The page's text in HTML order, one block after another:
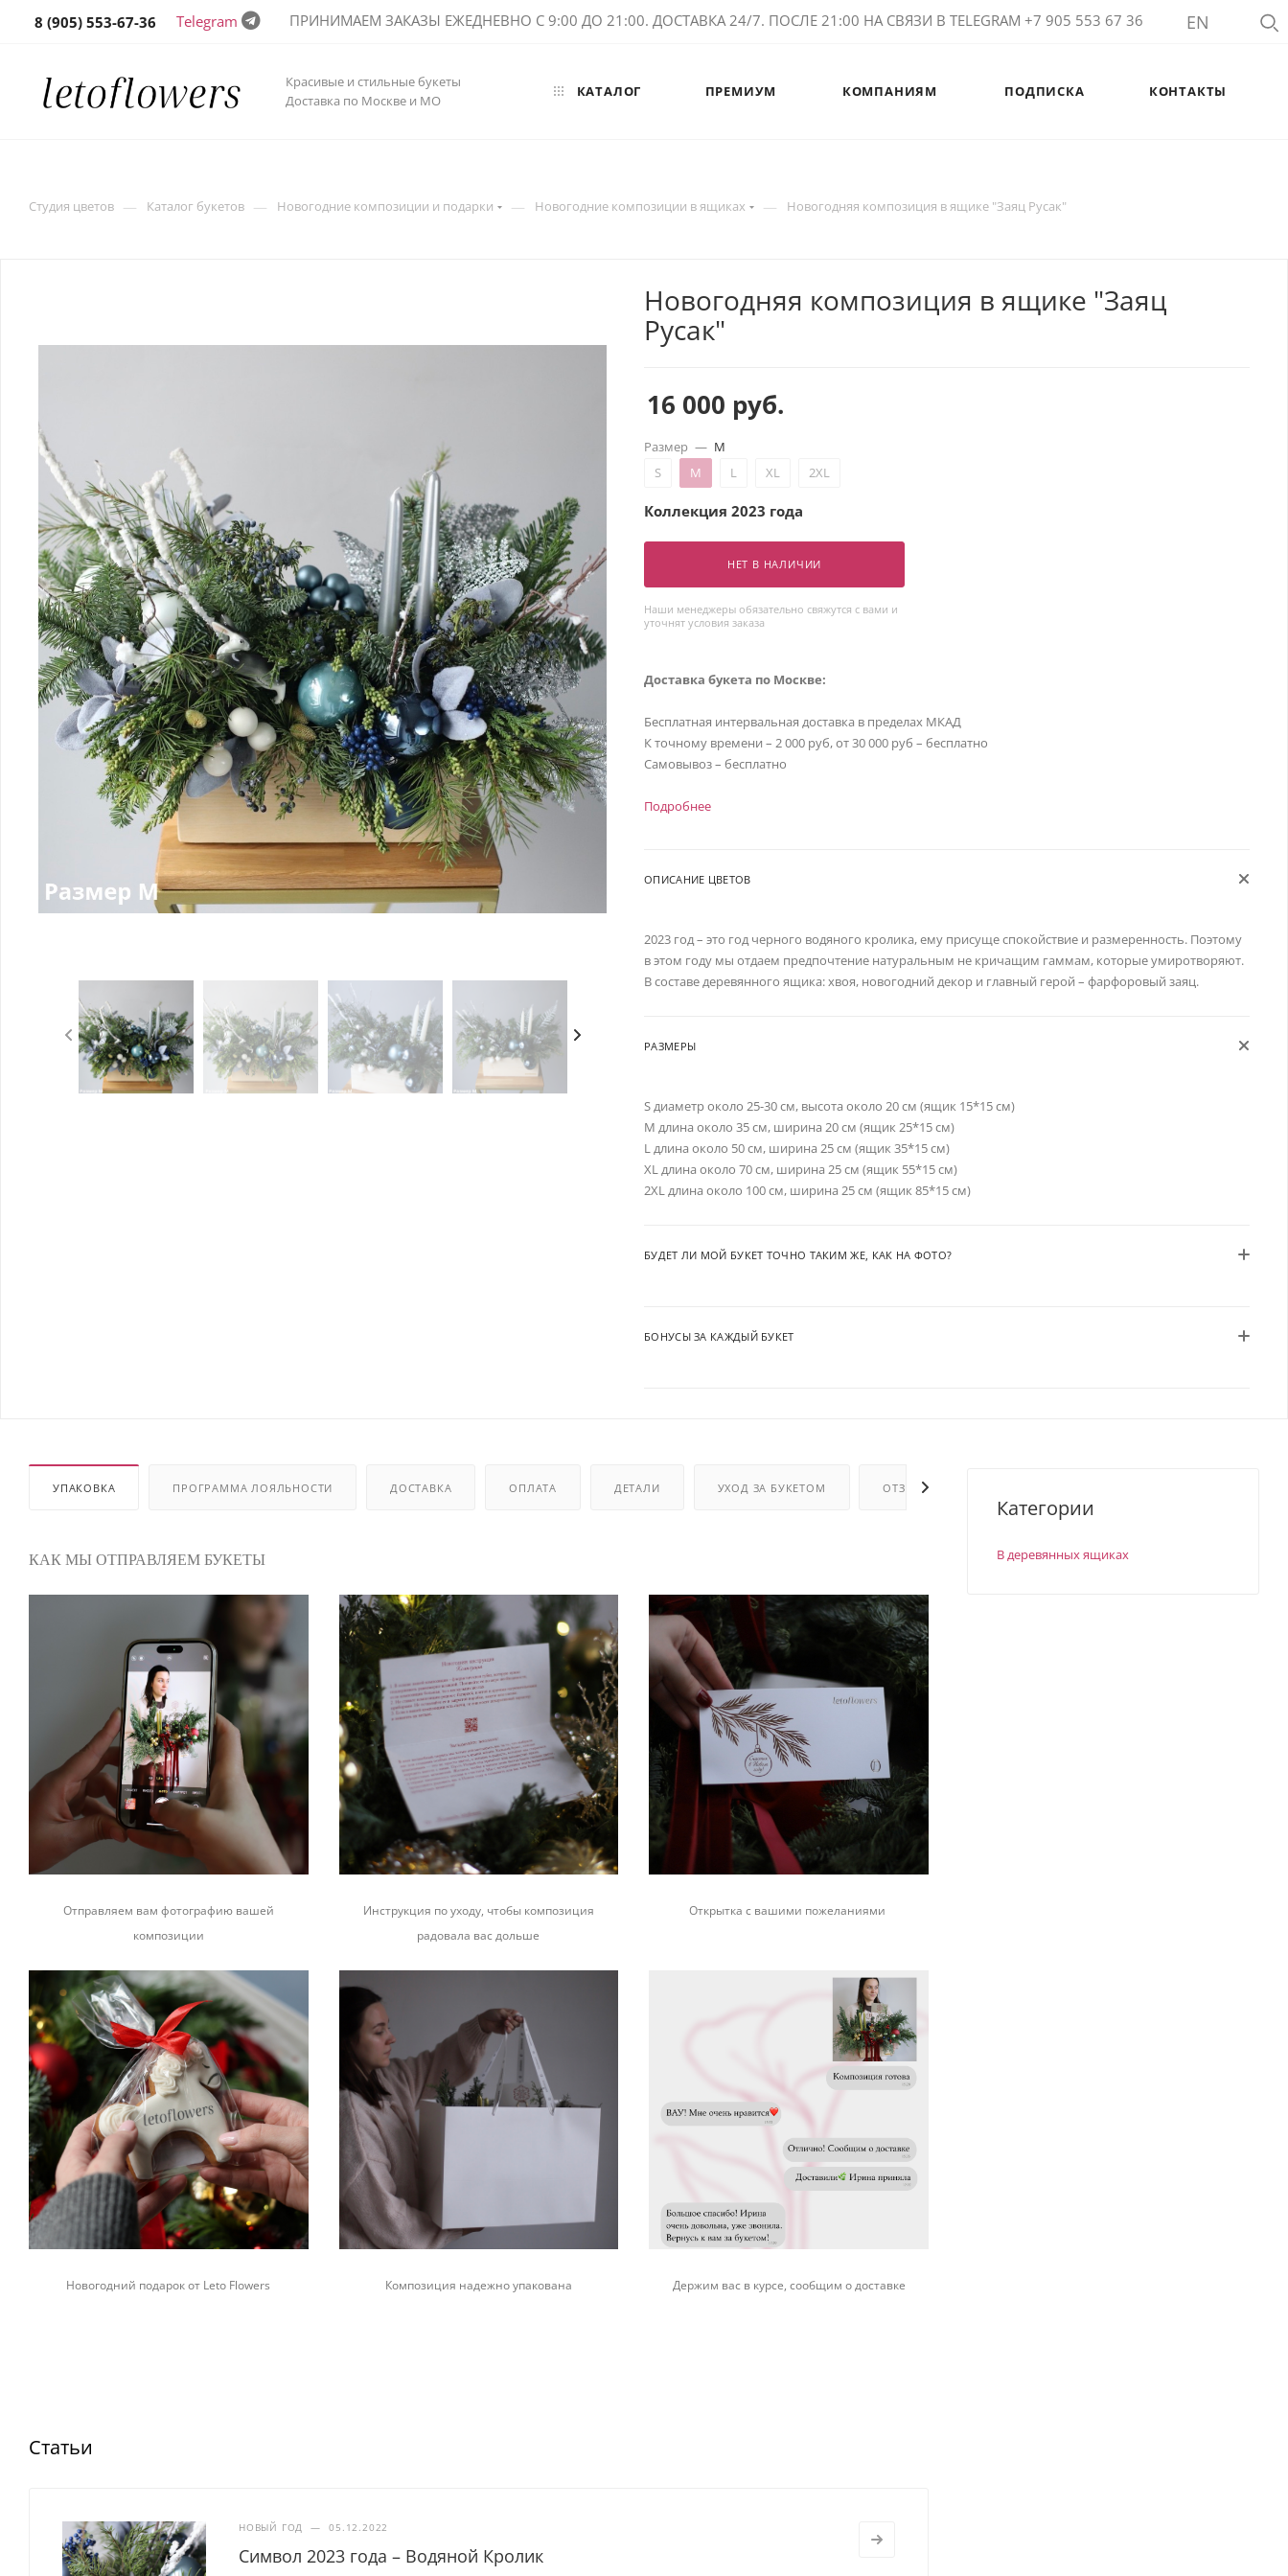
8 (905) 553-67-36 Telegram ПРИНИМАЕМ ЗАКАЗЫ ЕЖЕДНЕВНО С 9:00 ДО 21:00. ДОСТАВКА 24/7. ПОСЛЕ 21:00 НА СВЯЗИ В TELEGRAM +7 905 553 67 36 EN
Красивые и стильные букеты
Доставка по Москве и МО
КАТАЛОГ ПРЕМИУМ КОМПАНИЯМ ПОДПИСКА КОНТАКТЫ
Студия цветов — Каталог букетов — Новогодние композиции и подарки — Новогодние композиции в ящиках — Новогодняя композиция в ящике "Заяц Русак"
Новогодняя композиция в ящике "Заяц
Русак"
16 000 руб.
Размер — M
S
M L XL 2XL
Коллекция 2023 года
НЕТ В НАЛИЧИИ
Наши менеджеры обязательно свяжутся с вами и
уточнят условия заказа
Доставка букета по Москве:
Бесплатная интервальная доставка в пределах МКАД
К точному времени – 2 000 руб, от 30 000 руб – бесплатно
Самовывоз – бесплатно
Подробнее
ОПИСАНИЕ ЦВЕТОВ
2023 год – это год черного водяного кролика, ему присуще спокойствие и размеренность. Поэтому
в этом году мы отдаем предпочтение натуральным не кричащим гаммам, которые умиротворяют.
В составе деревянного ящика: хвоя, новогодний декор и главный герой – фарфоровый заяц.
РАЗМЕРЫ
S диаметр около 25-30 см, высота около 20 см (ящик 15*15 см)
M длина около 35 см, ширина 20 см (ящик 25*15 см)
L длина около 50 см, ширина 25 см (ящик 35*15 см)
XL длина около 70 см, ширина 25 см (ящик 55*15 см)
2XL длина около 100 см, ширина 25 см (ящик 85*15 см)
БУДЕТ ЛИ МОЙ БУКЕТ ТОЧНО ТАКИМ ЖЕ, КАК НА ФОТО?
БОНУСЫ ЗА КАЖДЫЙ БУКЕТ
УПАКОВКА ПРОГРАММА ЛОЯЛЬНОСТИ ДОСТАВКА ОПЛАТА ДЕТАЛИ УХОД ЗА БУКЕТОМ ОТЗЫВЫ
КАК МЫ ОТПРАВЛЯЕМ БУКЕТЫ
Отправляем вам фотографию вашей
композиции
Инструкция по уходу, чтобы композиция
радовала вас дольше
Открытка с вашими пожеланиями
Новогодний подарок от Leto Flowers Композиция надежно упакована Держим вас в курсе, сообщим о доставке
Статьи
НОВЫЙ ГОД — 05.12.2022
Символ 2023 года – Водяной Кролик
Категории
В деревянных ящиках